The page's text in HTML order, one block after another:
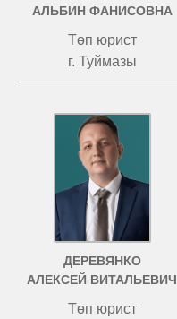
АЛЬБИН ФАНИСОВНА
Төп юрист
г. Туймазы
ДЕРЕВЯНКО
АЛЕКСЕЙ ВИТАЛЬЕВИЧ
Төп юрист